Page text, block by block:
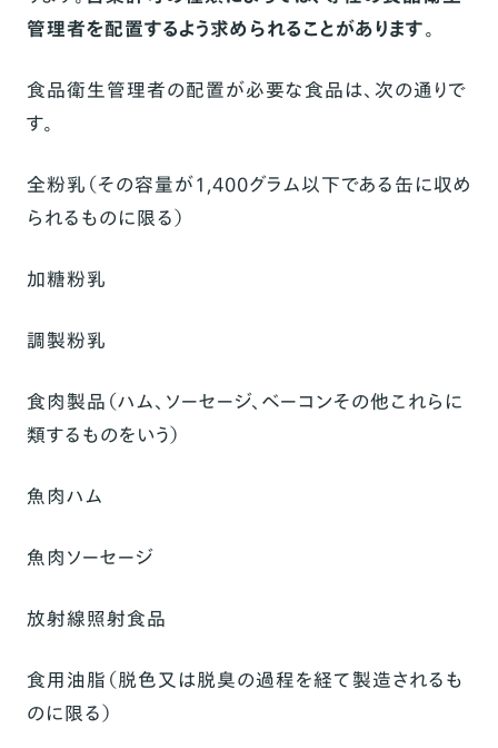
管理者を配置するよう求められることがあります。
食品衛生管理者の配置が必要な食品は、次の通りで
す。
全粉乳（その容量が1,400グラム以下である缶に収め
られるものに限る）
加糖粉乳
調製粉乳
食肉製品（ハム、ソーセージ、ベーコンその他これらに
類するものをいう）
魚肉ハム
魚肉ソーセージ
放射線照射食品
食用油脂（脱色又は脱臭の過程を経て製造されるも
のに限る）